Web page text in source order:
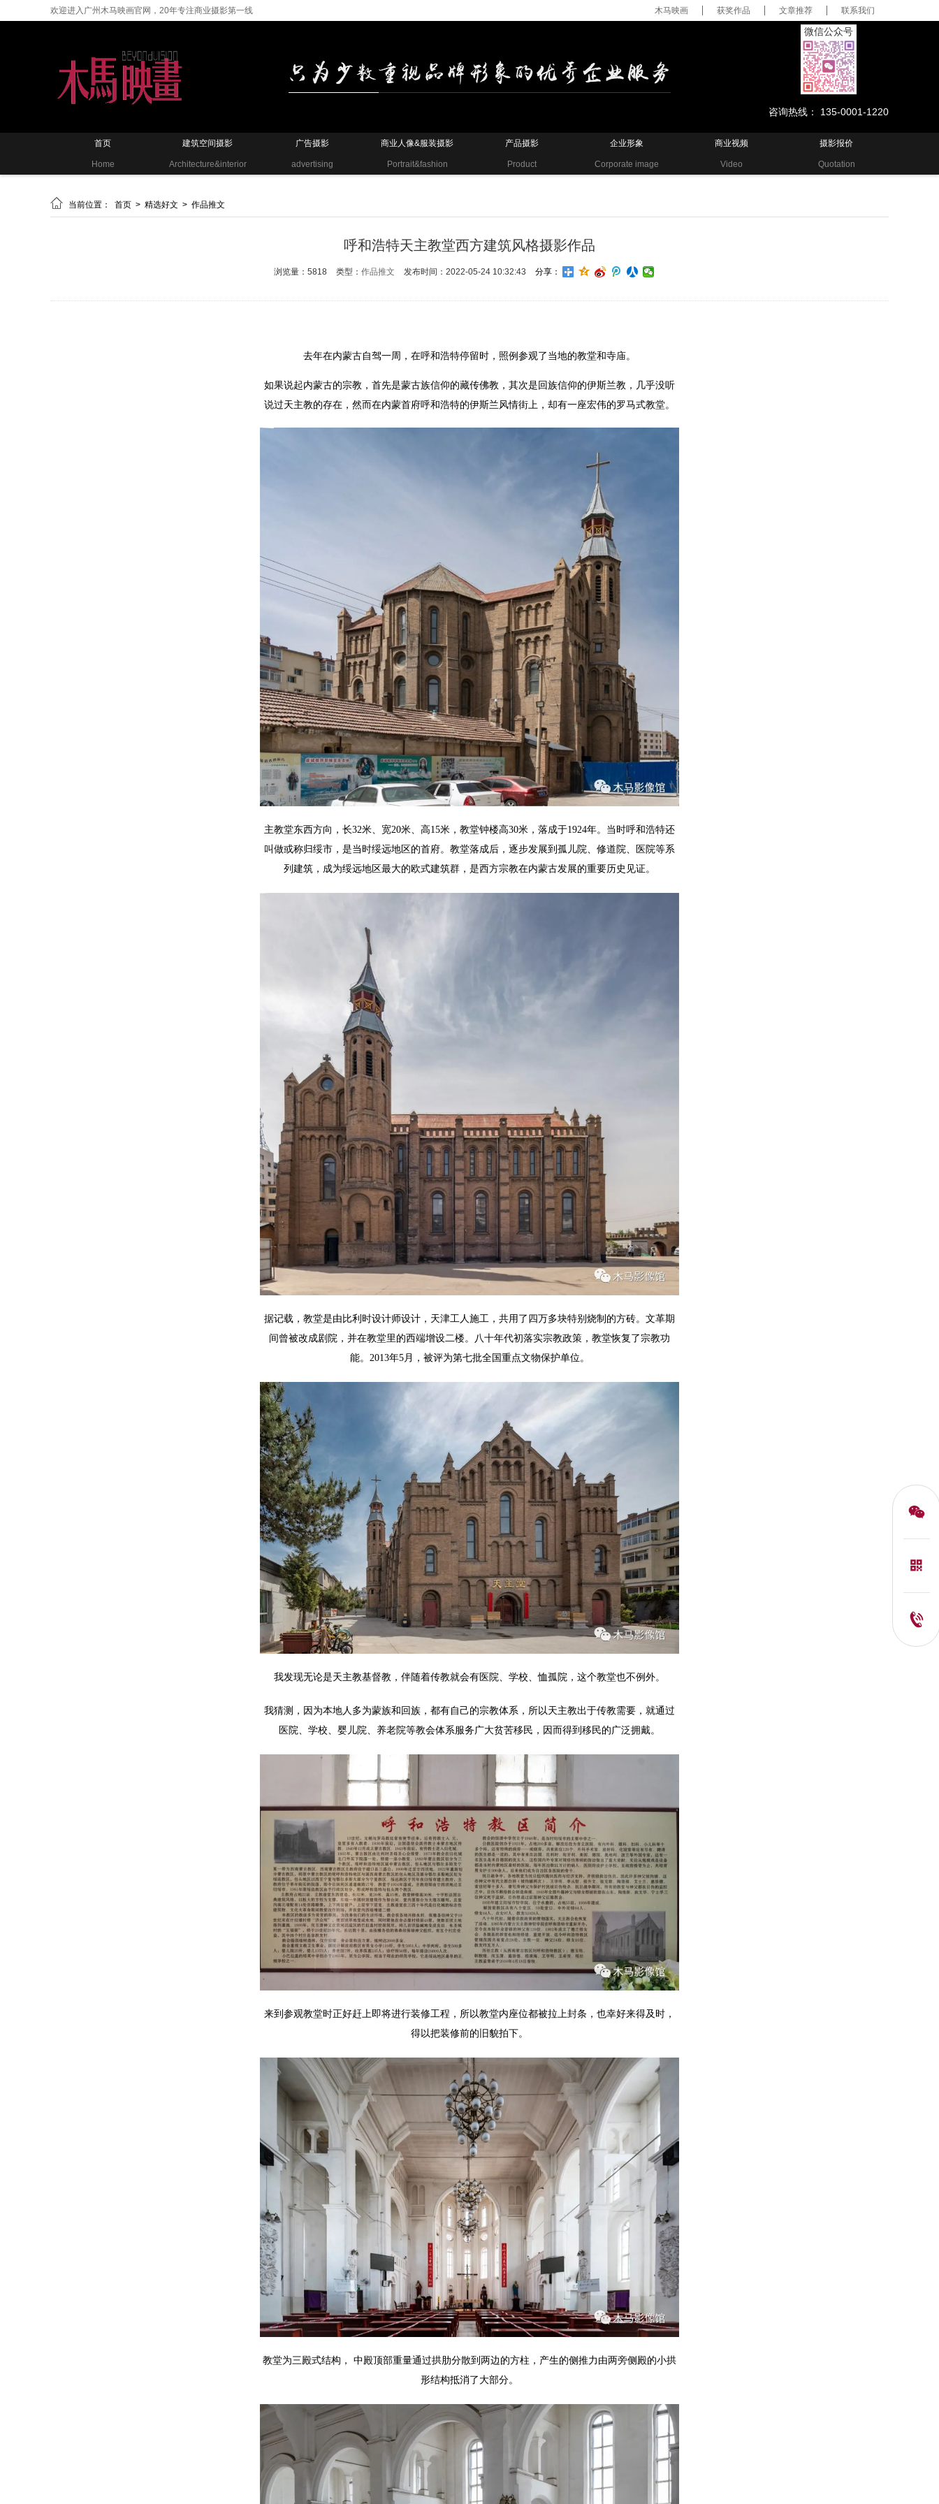
欢迎进入广州木马映画官网，20年专注商业摄影第一线 木马映画 获奖作品 文章推荐 联系我们
微信公众号
咨询热线： 135-0001-1220
首页
Home
建筑空间摄影
Architecture&interior
广告摄影
advertising
商业人像&服装摄影
Portrait&fashion
产品摄影
Product
企业形象
Corporate image
商业视频
Video
摄影报价
Quotation
 当前位置： 首页 > 精选好文 > 作品推文
呼和浩特天主教堂西方建筑风格摄影作品
浏览量：5818 类型： 作品推文 发布时间：2022-05-24 10:32:43 分享：
去年在内蒙古自驾一周，在呼和浩特停留时，照例参观了当地的教堂和寺庙。
如果说起内蒙古的宗教，首先是蒙古族信仰的藏传佛教，其次是回族信仰的伊斯兰教，几乎没听
说过天主教的存在，然而在内蒙首府呼和浩特的伊斯兰风情街上，却有一座宏伟的罗马式教堂。
主教堂东西方向，长32米、宽20米、高15米，教堂钟楼高30米，落成于1924年。当时呼和浩特还
叫做或称归绥市 ，是当时绥远地区的首府。教堂落成后，逐步发展到孤儿院、修道院、医院等系
列建筑，成为绥远地区最大的欧式建筑群，是西方宗教在内蒙古发展的重要历史见证。
据记载，教堂是由比利时设计师设计，天津工人施工，共用了四万多块特别烧制的方砖。文革期
间曾被改成剧院，并在教堂里的西端增设二楼。八十年代初落实宗教政策，教堂恢复了宗教功
能。 2013年5月，被评为第七批全国重点文物保护单位。
我发现无论是天主教基督教，伴随着传教就会有医院、学校、恤孤院，这个教堂也不例外。
我猜测，因为本地人多为蒙族和回族，都有自己的宗教体系，所以天主教出于传教需要，就通过
医院、学校、婴儿院、养老院等教会体系服务广大贫苦移民，因而得到移民的广泛拥戴。
来到参观教堂时正好赶上即将进行装修工程，所以教堂内座位都被拉上封条，也幸好来得及时，
得以把装修前的旧貌拍下。
教堂为三殿式结构， 中殿顶部重量通过拱肋分散到两边的方柱，产生的侧推力由两旁侧殿的小拱
形结构抵消了大部分。